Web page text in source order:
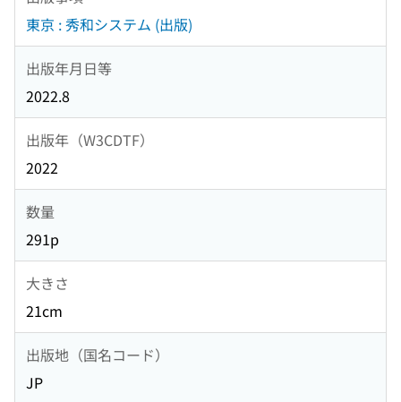
東京 : 秀和システム (出版)
出版年月日等
2022.8
出版年（W3CDTF）
2022
数量
291p
大きさ
21cm
出版地（国名コード）
JP